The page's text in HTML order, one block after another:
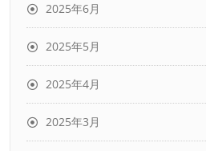
2025年6月
2025年5月
2025年4月
2025年3月